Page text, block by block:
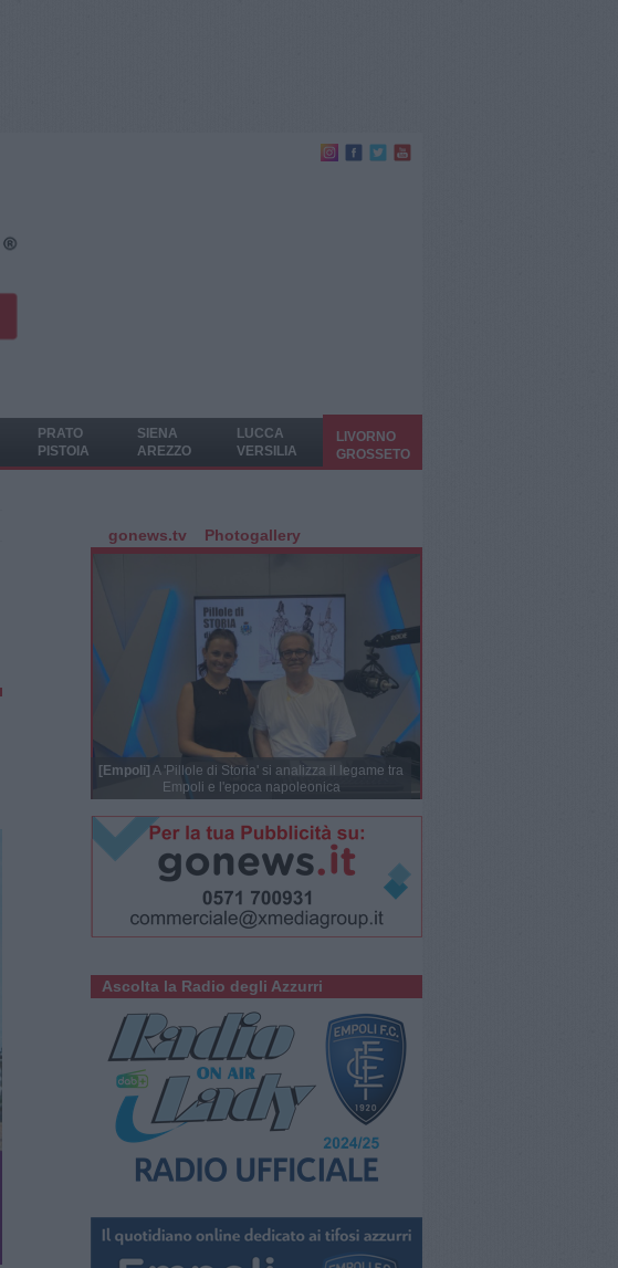
PRATO
PISTOIA
SIENA
AREZZO
LUCCA
VERSILIA
LIVORNO
GROSSETO
gonews.tv Photogallery
[Empoli] A 'Pillole di Storia' si analizza il legame tra
Empoli e l'epoca napoleonica
Ascolta la Radio degli Azzurri